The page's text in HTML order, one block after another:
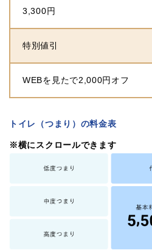
3,300円
特別値引
WEBを見たで2,000円オフ
トイレ（つまり）の料金表
※横にスクロールできます